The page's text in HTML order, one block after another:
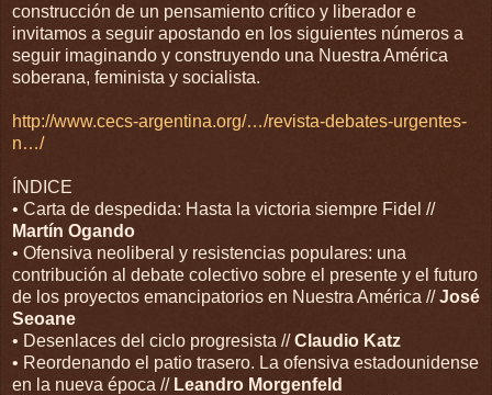
construcción de un pensamiento crítico y liberador e
invitamos a seguir apostando en los siguientes números a
seguir imaginando y construyendo una Nuestra América
soberana, feminista y socialista.
http://www.cecs-argentina.org/…/revista-debates-urgentes-
n…/
ÍNDICE
• Carta de despedida: Hasta la victoria siempre Fidel //
Martín Ogando
• Ofensiva neoliberal y resistencias populares: una
contribución al debate colectivo sobre el presente y el futuro
de los proyectos emancipatorios en Nuestra América //José
Seoane
• Desenlaces del ciclo progresista //Claudio Katz
• Reordenando el patio trasero. La ofensiva estadounidense
en la nueva época // Leandro Morgenfeld